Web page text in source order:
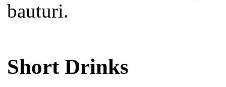
bauturi.
Short Drinks